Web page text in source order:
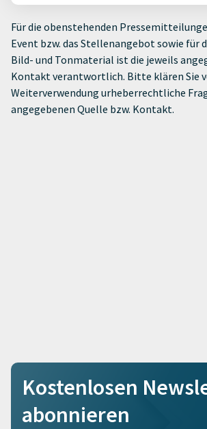
Für die obenstehenden
Event bzw. das Stellenangebot sowie für
Bild- und Tonmaterial ist die jeweils
Kontakt verantwortlich. Bitte klären Sie
Weiterverwendung urheberrechtliche
angegebenen Quelle bzw. Kontakt.
Kostenlosen
abonnieren